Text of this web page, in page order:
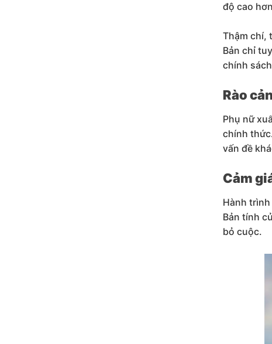
độ cao
Thậm chí,
Bản chỉ
chính
Rào
Phụ nữ
chính
vấn đề
Cảm
Hành
Bản tính
bỏ cuộc.